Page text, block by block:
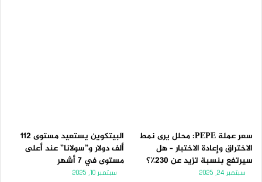
سعر عملة PEPE: محلل يرى نمط
الاختراق وإعادة الاختبار – هل
سيرتفع بنسبة تزيد عن 230٪؟
سبتمبر 24, 2025
البيتكوين يستعيد مستوى 112
ألف دولار و”سولانا” عند أعلى
مستوى في 7 أشهر
سبتمبر 10, 2025